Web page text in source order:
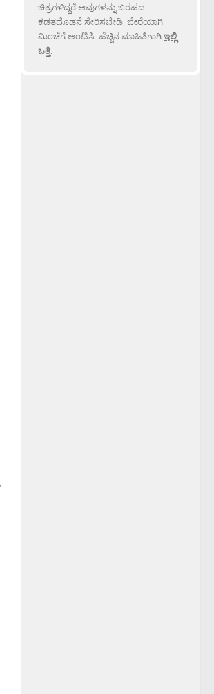
ಚಿತ್ರಗಳಿದ್ದರೆ ಅವುಗಳನ್ನು ಬರಹದ
ಕಡತದೊಡನೆ ಸೇರಿಸಬೇಡಿ, ಬೇರೆಯಾಗಿ
ಮಿಂಚೆಗೆ ಅಂಟಿಸಿ. ಹೆಚ್ಚಿನ ಮಾಹಿತಿಗಾಗಿಇಲ್ಲಿ
ಒತ್ತಿ.